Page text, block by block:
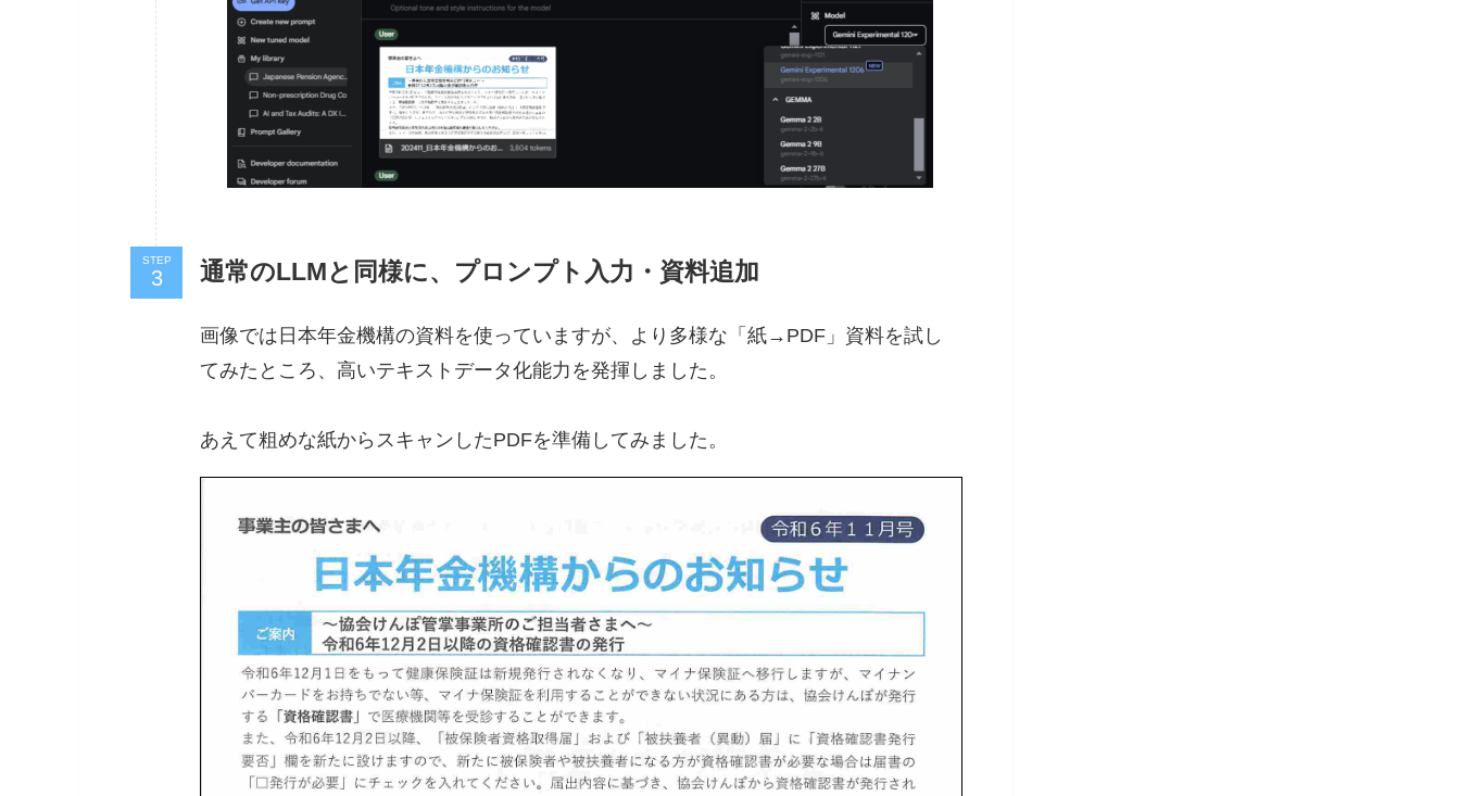
STEP 通常のLLMと同様に、プロンプト入力・資料追加
画像では日本年金機構の資料を使っていますが、より多様な「紙→PDF」資料を試し
てみたところ、高いテキストデータ化能力を発揮しました。
あえて粗めな紙からスキャンしたPDFを準備してみました。